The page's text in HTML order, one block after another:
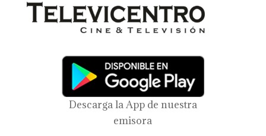
Descarga la App de nuestra
emisora